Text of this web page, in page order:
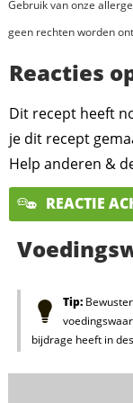
Gebruik van onze
geen rechten worden
Reacties
Dit recept heeft
je dit recept
Help anderen &
REACTIE
Tip:
bijdrage heeft in